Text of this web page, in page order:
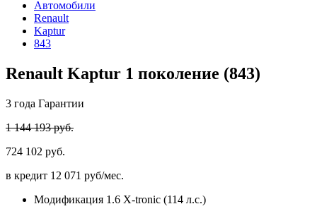
Автомобили
Renault
Kaptur
843
Renault Kaptur 1 поколение (843)
3 года Гарантии
1 144 193 руб.
724 102 руб.
в кредит 12 071 руб/мес.
Модификация 1.6 X-tronic (114 л.с.)